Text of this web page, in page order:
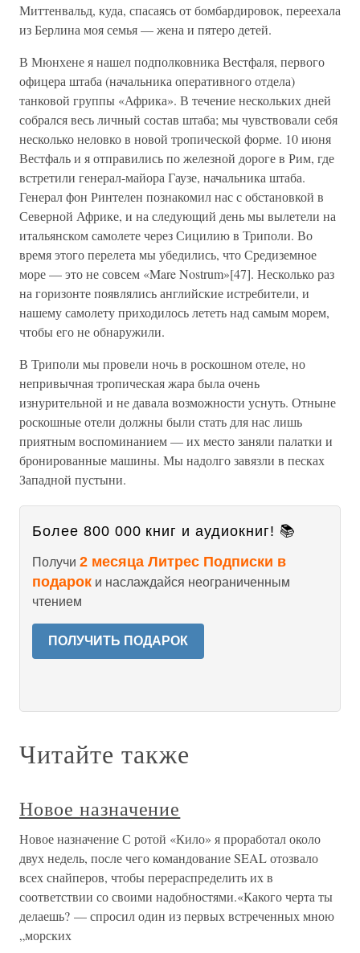
Миттенвальд, куда, спасаясь от бомбардировок, переехала
из Берлина моя семья — жена и пятеро детей.
В Мюнхене я нашел подполковника Вестфаля, первого
офицера штаба (начальника оперативного отдела)
танковой группы «Африка». В течение нескольких дней
собрался весь личный состав штаба; мы чувствовали себя
несколько неловко в новой тропической форме. 10 июня
Вестфаль и я отправились по железной дороге в Рим, где
встретили генерал-майора Гаузе, начальника штаба.
Генерал фон Ринтелен познакомил нас с обстановкой в
Северной Африке, и на следующий день мы вылетели на
итальянском самолете через Сицилию в Триполи. Во
время этого перелета мы убедились, что Средиземное
море — это не совсем «Mare Nostrum»[47]. Несколько раз
на горизонте появлялись английские истребители, и
нашему самолету приходилось лететь над самым морем,
чтобы его не обнаружили.
В Триполи мы провели ночь в роскошном отеле, но
непривычная тропическая жара была очень
изнурительной и не давала возможности уснуть. Отныне
роскошные отели должны были стать для нас лишь
приятным воспоминанием — их место заняли палатки и
бронированные машины. Мы надолго завязли в песках
Западной пустыни.
Более 800 000 книг и аудиокниг! 📚
Получи 2 месяца Литрес Подписки в
подарок и наслаждайся неограниченным
чтением
ПОЛУЧИТЬ ПОДАРОК
Читайте также
Новое назначение
Новое назначение С ротой «Кило» я проработал около
двух недель, после чего командование SEAL отозвало
всех снайперов, чтобы перераспределить их в
соответствии со своими надобностями.«Какого черта ты
делаешь? — спросил один из первых встреченных мною
„морских